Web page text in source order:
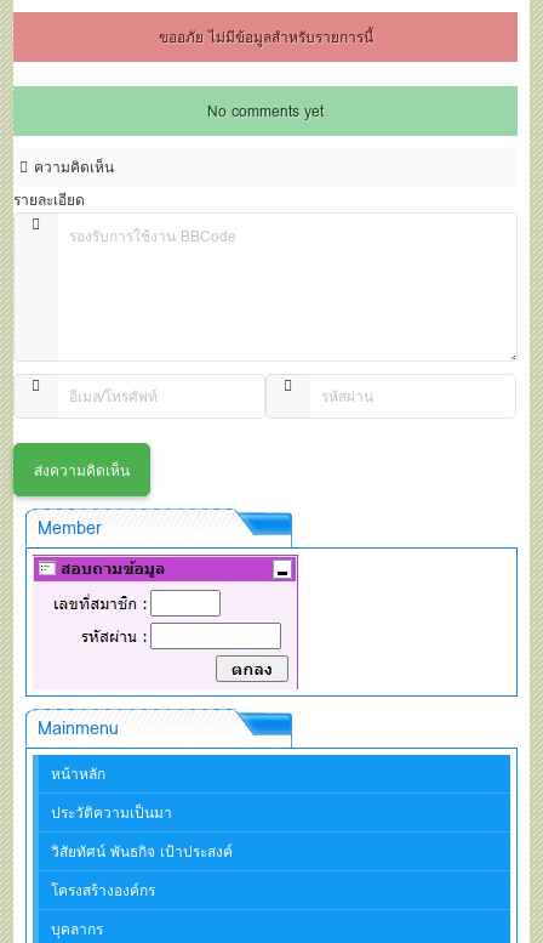
ขออภัย ไม่มีข้อมูลสำหรับรายการนี้
No comments yet
ความคิดเห็น
รายละเอียด
Member
Mainmenu
หน้าหลัก
ประวัติความเป็นมา
วิสัยทัศน์ พันธกิจ เป้าประสงค์
โครงสร้างองค์กร
บุคลากร